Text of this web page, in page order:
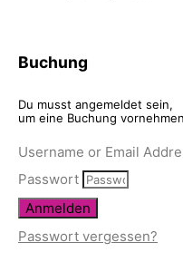
Buchung
Du musst angemeldet sein,
um eine Buchung
Username or Email
Passwort
Anmelden
Passwort vergessen?